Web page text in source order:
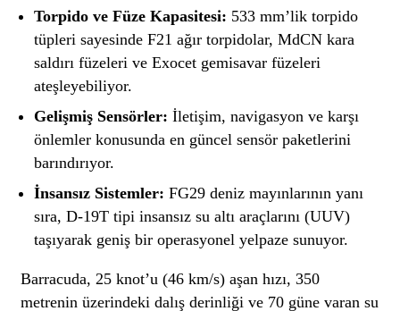
Torpido ve Füze Kapasitesi: 533 mm’lik torpido
tüpleri sayesinde F21 ağır torpidolar, MdCN kara
saldırı füzeleri ve Exocet gemisavar füzeleri
ateşleyebiliyor.
Gelişmiş Sensörler: İletişim, navigasyon ve karşı
önlemler konusunda en güncel sensör paketlerini
barındırıyor.
İnsansız Sistemler: FG29 deniz mayınlarının yanı
sıra, D-19T tipi insansız su altı araçlarını (UUV)
taşıyarak geniş bir operasyonel yelpaze sunuyor.
Barracuda, 25 knot’u (46 km/s) aşan hızı, 350
metrenin üzerindeki dalış derinliği ve 70 güne varan su